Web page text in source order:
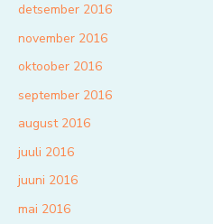
detsember 2016
november 2016
oktoober 2016
september 2016
august 2016
juuli 2016
juuni 2016
mai 2016